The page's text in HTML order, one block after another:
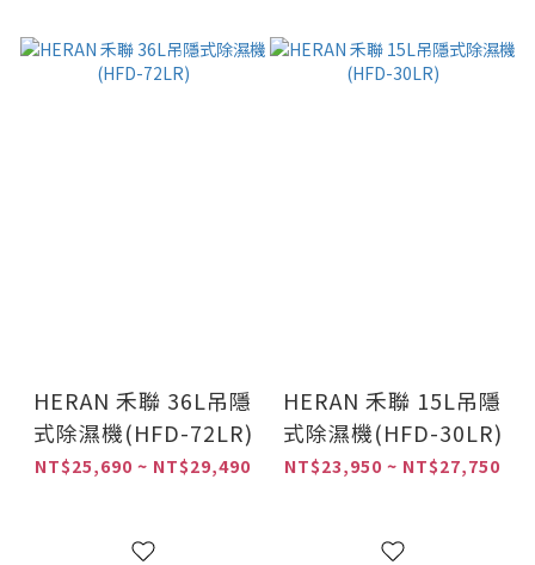
HERAN 禾聯 36L吊隱
式除濕機(HFD-72LR)
NT$25,690 ~ NT$29,490
HERAN 禾聯 15L吊隱
式除濕機(HFD-30LR)
NT$23,950 ~ NT$27,750